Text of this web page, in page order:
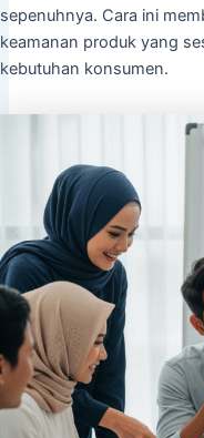
sepenuhnya. Cara ini
keamanan produk yang
kebutuhan konsumen.